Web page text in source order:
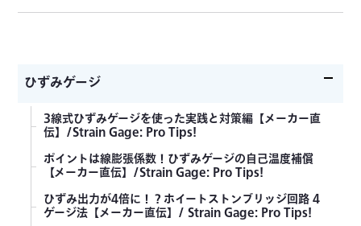
ひずみゲージ
3線式ひずみゲージを使った実践と対策編【メーカー直
伝】/Strain Gage: Pro Tips!
ポイントは線膨張係数！ひずみゲージの自己温度補償
【メーカー直伝】/Strain Gage: Pro Tips!
ひずみ出力が4倍に！？ホイートストンブリッジ回路 4
ゲージ法【メーカー直伝】/ Strain Gage: Pro Tips!